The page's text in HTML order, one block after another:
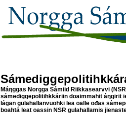
Máŋggas Norgga Sámiid Riikkasearvvi
sámediggepolitihkkáriin doaimmahit áŋgirit
lágan gulahallanvuohki lea oalle ođas
boahtá leat oassin NSR gulahallamis